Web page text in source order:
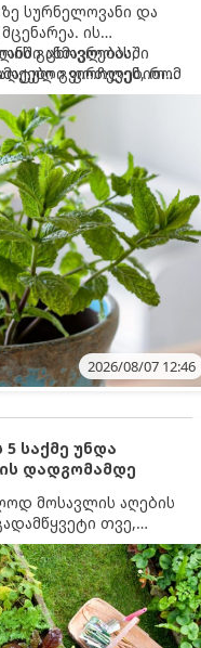
სურნელოვანი და
ის
ცხოვრებას,
გვირჩევენ, რომ
მოვიყვანოთ, რადგან
ის ფესვებით
და სხვა
განმავლობაში
ფოთლებით
2026/08/07 12:46
საქმე უნდა
დადგომამდე
მოსავლის აღების
თვე,
მომავალი წლის
შემოდგომა-
რომ
ხოლო
აგვისტოს